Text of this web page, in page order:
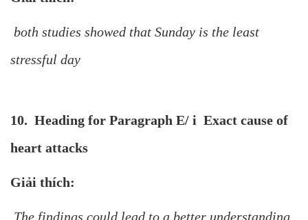
both studies showed that Sunday is the least
stressful day
10. Heading for Paragraph E/ i Exact cause of
heart attacks
Giải thích:
The findings could lead to a better understanding